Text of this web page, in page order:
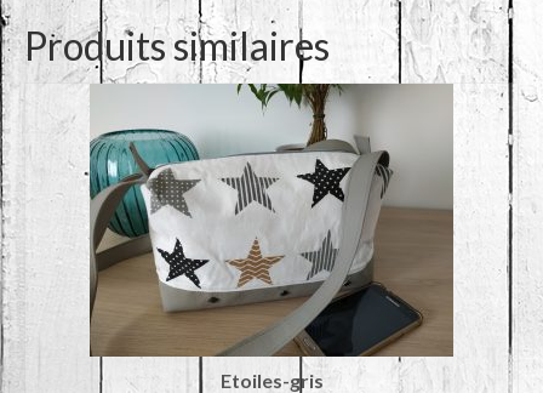
Produits similaires
Etoiles-gris